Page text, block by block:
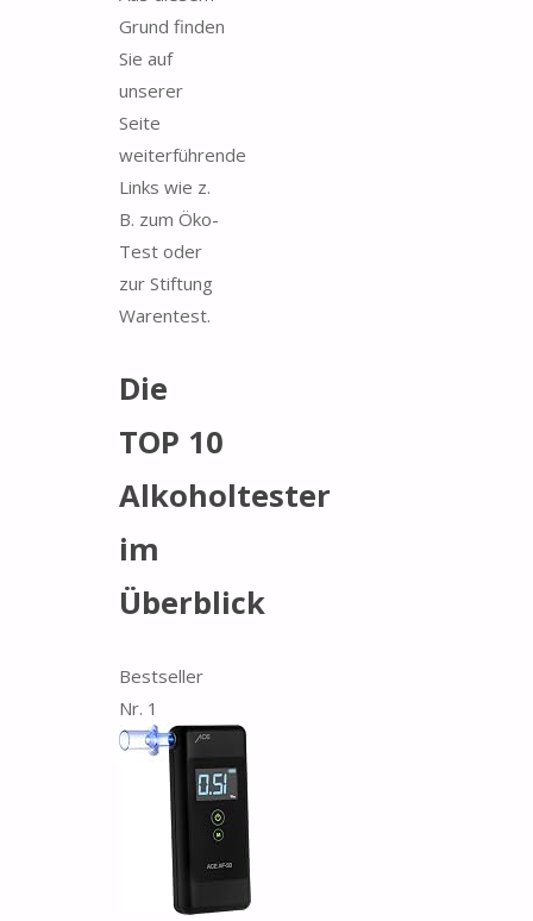
Grund finden
Sie auf
unserer
Seite
weiterführende
Links wie z.
B. zum Öko-
Test oder
zur Stiftung
Warentest.
Die
TOP 10
Alkoholtester
im
Überblick
Bestseller
Nr. 1